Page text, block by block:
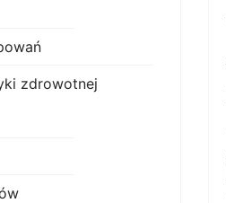
zdrowotnej